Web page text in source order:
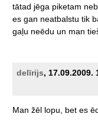
tātad jēga piketam
es gan neatbalstu tik
gaļu neēdu un man
delīrijs, 17.09.2009.
Man žēl lopu, bet es